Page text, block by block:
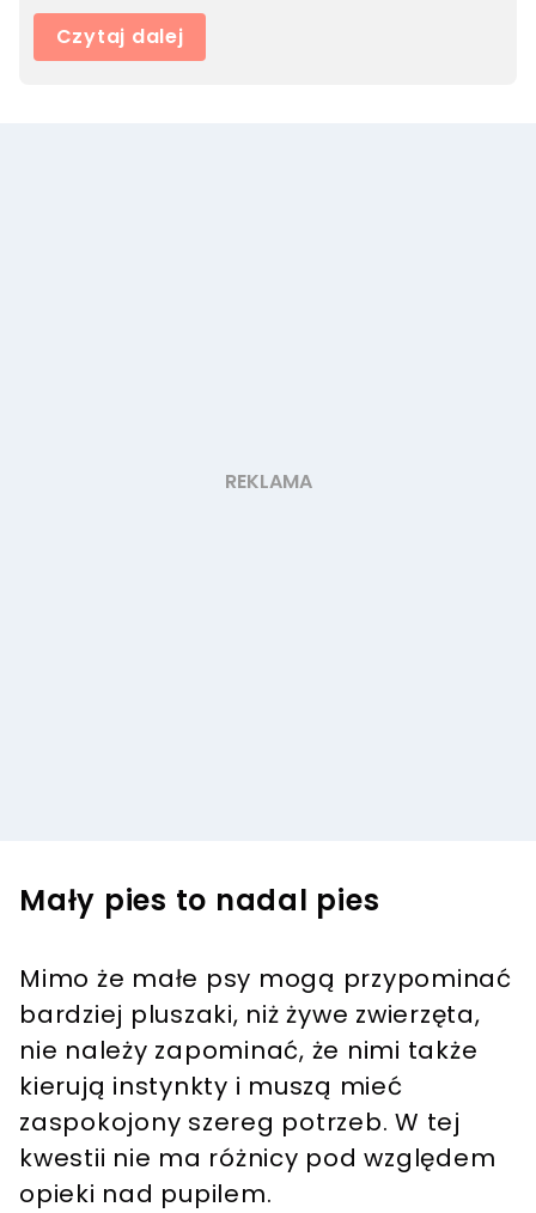
Czytaj dalej
Mały pies to nadal pies
Mimo że małe psy mogą przypominać
bardziej pluszaki, niż żywe zwierzęta,
nie należy zapominać, że nimi także
kierują instynkty i muszą mieć
zaspokojony szereg potrzeb. W tej
kwestii nie ma różnicy pod względem
opieki nad pupilem.